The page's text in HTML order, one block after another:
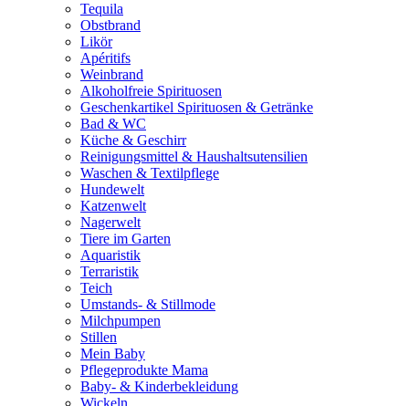
Tequila
Obstbrand
Likör
Apéritifs
Weinbrand
Alkoholfreie Spirituosen
Geschenkartikel Spirituosen & Getränke
Bad & WC
Küche & Geschirr
Reinigungsmittel & Haushaltsutensilien
Waschen & Textilpflege
Hundewelt
Katzenwelt
Nagerwelt
Tiere im Garten
Aquaristik
Terraristik
Teich
Umstands- & Stillmode
Milchpumpen
Stillen
Mein Baby
Pflegeprodukte Mama
Baby- & Kinderbekleidung
Wickeln